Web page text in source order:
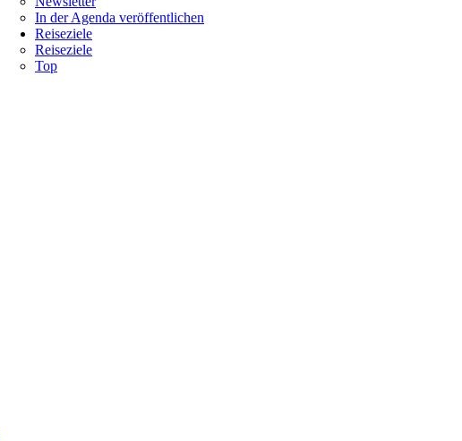
In der Agenda veröffentlichen
Reiseziele
Reiseziele
Top